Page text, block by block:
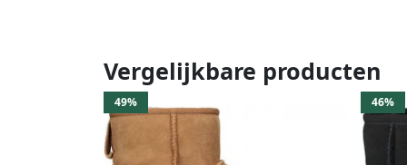
Vergelijkbare producten
49% 46%